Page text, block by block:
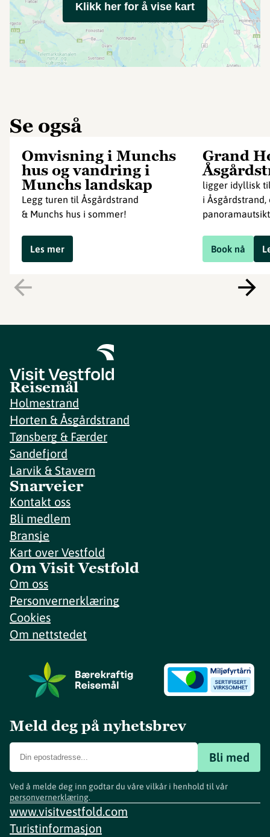
Klikk her for å vise kart
Se også
Omvisning i Munchs
hus og vandring i
Munchs landskap
Legg turen til Åsgårdstrand
& Munchs hus i sommer!
Les mer
Grand
ligger idyllisk
i Åsgårdstrand,
Book nå
Reisemål
Holmestrand
Horten & Åsgårdstrand
Tønsberg & Færder
Sandefjord
Larvik & Stavern
Snarveier
Kontakt oss
Bli medlem
Bransje
Kart over Vestfold
Om Visit Vestfold
Om oss
Personvernerklæring
Cookies
Om nettstedet
Meld deg på nyhetsbrev
Bli med
Ved å melde deg inn godtar du våre vilkår i henhold til vår
personvernerklæring.
www.visitvestfold.com
Turistinformasjon